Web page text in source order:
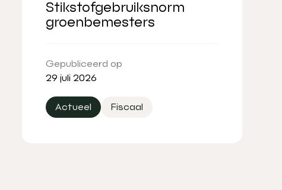
Stikstofgebruiksnorm
groenbemesters
Gepubliceerd op
29 juli 2026
Actueel Fiscaal